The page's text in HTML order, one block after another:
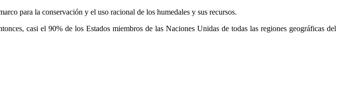
para la conservación y el uso racional de los humedales y sus recursos.
casi el 90% de los Estados miembros de las Naciones Unidas de todas las regiones geográficas del